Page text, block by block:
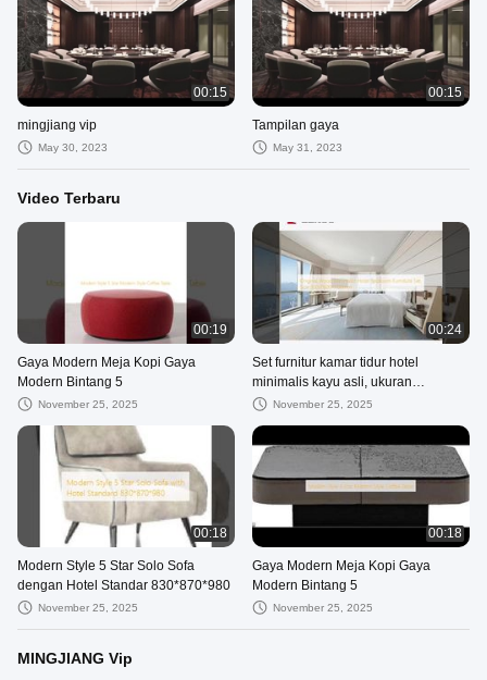
00:15
mingjiang vip
May 30, 2023
00:15
Tampilan gaya
May 31, 2023
Video Terbaru
00:19
Gaya Modern Meja Kopi Gaya
Modern Bintang 5
November 25, 2025
00:24
Set furnitur kamar tidur hotel
minimalis kayu asli, ukuran
3000*600*1100mm
November 25, 2025
00:18
Modern Style 5 Star Solo Sofa
dengan Hotel Standar 830*870*980
November 25, 2025
00:18
Gaya Modern Meja Kopi Gaya
Modern Bintang 5
November 25, 2025
MINGJIANG Vip